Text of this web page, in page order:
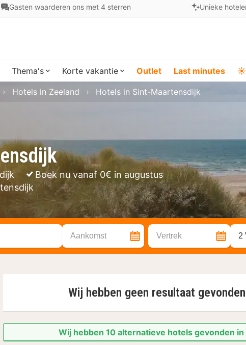
Gasten waarderen ons met 4 sterren Unieke
Thema's Korte vakantie Outlet Last minutes ☀️
Boek nu vanaf 0€ in augustus
Hotels in Zeeland Hotels in Sint-Maartensdijk
Aankomst Vertrek 2
Wij hebben geen resultaat
Wij hebben 10 alternatieve hotels gevonden